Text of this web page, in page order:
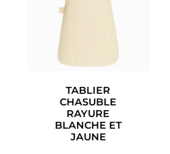
TABLIER
CHASUBLE
RAYURE
BLANCHE ET
JAUNE